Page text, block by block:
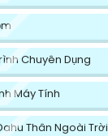
Chuyên Dụng
Máy Tính
Thân Ngoài Trời